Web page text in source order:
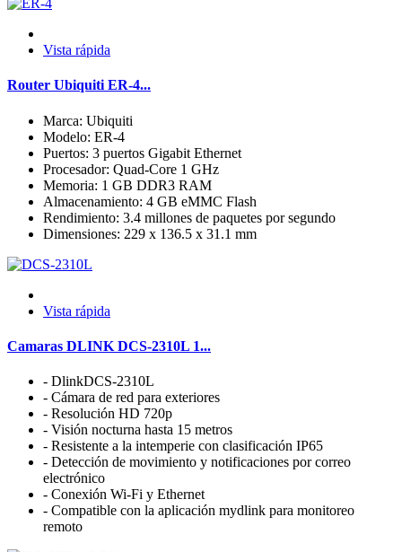
Vista rápida
Router Ubiquiti ER-4...
Marca: Ubiquiti
Modelo: ER-4
Puertos: 3 puertos Gigabit Ethernet
Procesador: Quad-Core 1 GHz
Memoria: 1 GB DDR3 RAM
Almacenamiento: 4 GB eMMC Flash
Rendimiento: 3.4 millones de paquetes por segundo
Dimensiones: 229 x 136.5 x 31.1 mm
Vista rápida
Camaras DLINK DCS-2310L 1...
- DlinkDCS-2310L
- Cámara de red para exteriores
- Resolución HD 720p
- Visión nocturna hasta 15 metros
- Resistente a la intemperie con clasificación IP65
- Detección de movimiento y notificaciones por correo
electrónico
- Conexión Wi-Fi y Ethernet
- Compatible con la aplicación mydlink para monitoreo
remoto